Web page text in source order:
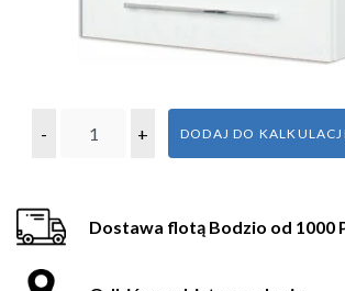
- + DODAJ DO KALKULACJI
Dostawa flotą Bodzio od 1000